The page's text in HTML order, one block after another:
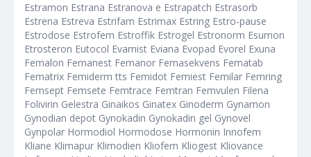
Estramon Estrana Estranova e Estrapatch Estrasorb
Estrena Estreva Estrifam Estrimax Estring Estro-pause
Estrodose Estrofem Estroffik Estrogel Estronorm Esumon
Etrosteron Eutocol Evamist Eviana Evopad Evorel Exuna
Femalon Femanest Femanor Femasekvens Fematab
Fematrix Femiderm tts Femidot Femiest Femilar Femring
Femsept Femsete Femtrace Femtran Femvulen Filena
Folivirin Gelestra Ginaikos Ginatex Ginoderm Gynamon
Gynodian depot Gynokadin Gynokadin gel Gynovel
Gynpolar Hormodiol Hormodose Hormonin Innofem
Kliane Klimapur Klimodien Kliofem Kliogest Kliovance